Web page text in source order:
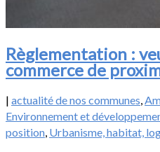
Règlementation :
commerce de
| actualité de nos communes,
Environnement et
position, Urbanisme, habitat,